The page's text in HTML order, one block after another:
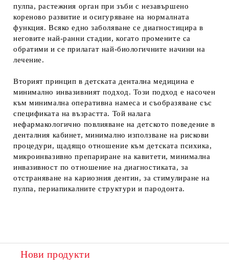
пулпа, растежния орган при зъби с незавършено
кореново развитие и осигуряване на нормалната
функция. Всяко едно заболяване се диагностицира в
неговите най-ранни стадии, когато промените са
обратими и се прилагат най-биологичните начини на
лечение.
Вторият принцип в детската дентална медицина е
минимално инвазивният подход. Този подход е насочен
към минимална оперативна намеса и съобразяване със
спецификата на възрастта. Той налага
нефармакологично повлияване на детското поведение в
денталния кабинет, минимално използване на рискови
процедури, щадящо отношение към детската психика,
микроинвазивно препариране на кавитети, минимална
инвазивност по отношение на диагностиката, за
отстраняване на кариозния дентин, за стимулиране на
пулпа, периапикалните структури и пародонта.
Нови продукти